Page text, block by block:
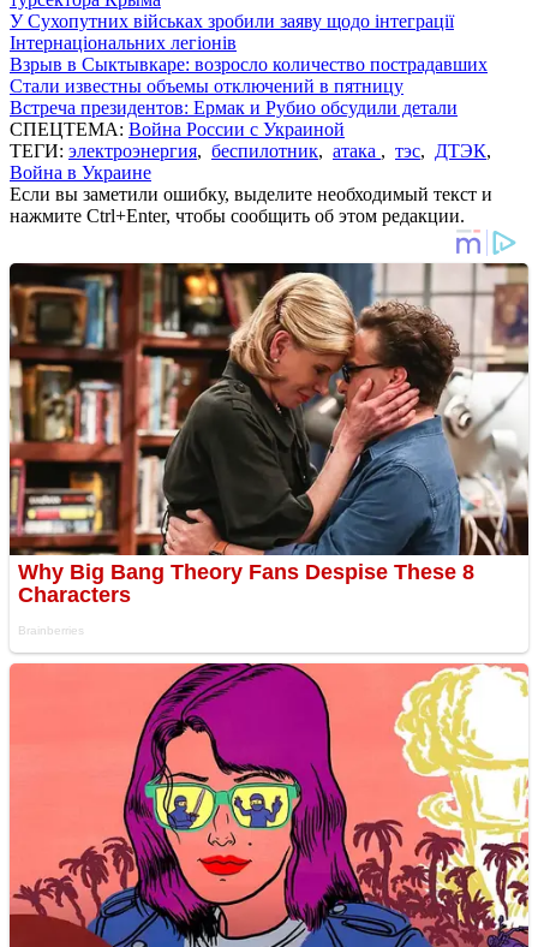
У Сухопутних військах зробили заяву щодо інтеграції
Інтернаціональних легіонів
Взрыв в Сыктывкаре: возросло количество пострадавших
Стали известны объемы отключений в пятницу
Встреча президентов: Ермак и Рубио обсудили детали
СПЕЦТЕМА: Война России с Украиной
ТЕГИ: электроэнергия, беспилотник, атака , тэс, ДТЭК,
Война в Украине
Если вы заметили ошибку, выделите необходимый текст и
нажмите Ctrl+Enter, чтобы сообщить об этом редакции.